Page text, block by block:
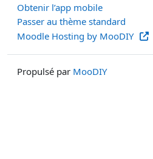
Obtenir l’app mobile
Passer au thème standard
Moodle Hosting by MooDIY
Propulsé par MooDIY